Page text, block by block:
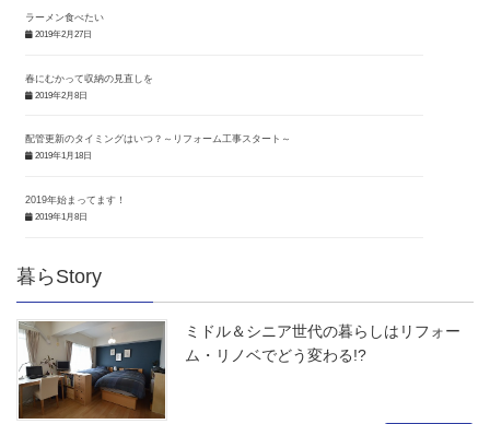
ラーメン食べたい
2019年2月27日
春にむかって収納の見直しを
2019年2月8日
配管更新のタイミングはいつ？～リフォーム工事スタート～
2019年1月18日
2019年始まってます！
2019年1月8日
暮らStory
ミドル＆シニア世代の暮らしはリフォー
ム・リノベでどう変わる!?